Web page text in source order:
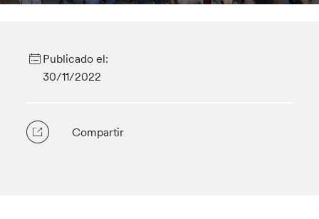
Publicado el:
30/11/2022
Compartir